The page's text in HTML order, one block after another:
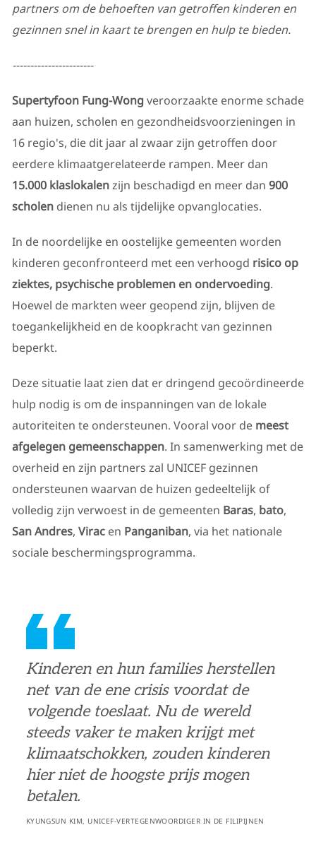
partners om de behoeften van getroffen kinderen en
gezinnen snel in kaart te brengen en hulp te bieden.
-----------------------
Supertyfoon Fung-Wongveroorzaakte enorme schade
aan huizen, scholen en gezondheidsvoorzieningen in
16 regio's, die dit jaar al zwaar zijn getroffen door
eerdere klimaatgerelateerde rampen. Meer dan
15.000 klaslokalenzijn beschadigd en meer dan 900
scholendienen nu als tijdelijke opvanglocaties.
In de noordelijke en oostelijke gemeenten worden
kinderen geconfronteerd met een verhoogd risico op
ziektes, psychische problemen en ondervoeding.
Hoewel de markten weer geopend zijn, blijven de
toegankelijkheid en de koopkracht van gezinnen
beperkt.
Deze situatie laat zien dat er dringend gecoördineerde
hulp nodig is om de inspanningen van de lokale
autoriteiten te ondersteunen. Vooral voor de meest
afgelegen gemeenschappen. In samenwerking met de
overheid en zijn partners zal UNICEF gezinnen
ondersteunen waarvan de huizen gedeeltelijk of
volledig zijn verwoest in de gemeenten Baras, bato,
San Andres, Virac en Panganiban, via het nationale
sociale beschermingsprogramma.
Kinderen en hun families herstellen
net van de ene crisis voordat de
volgende toeslaat. Nu de wereld
steeds vaker te maken krijgt met
klimaatschokken, zouden kinderen
hier niet de hoogste prijs mogen
betalen.
KYUNGSUN KIM, UNICEF-VERTEGENWOORDIGER IN DE FILIPIJNEN